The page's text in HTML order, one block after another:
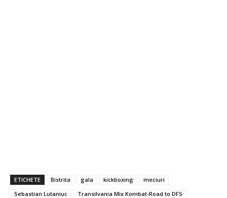
ETICHETE Bistrita gala kickboxing
meciuri
Sebastian Lutaniuc
Transilvania Mix Kombat-Road to DFS